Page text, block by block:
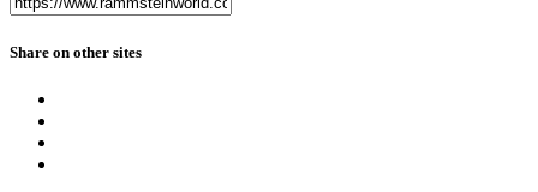
Share on other sites